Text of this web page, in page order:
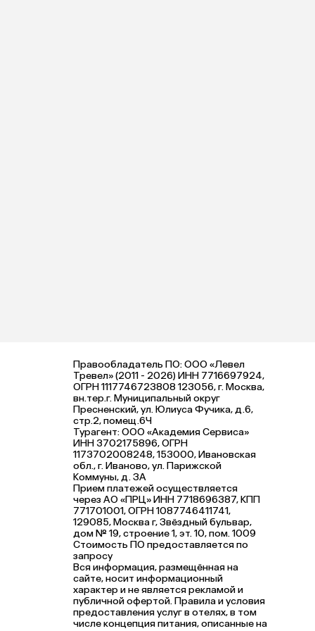
Правообладатель ПО: ООО «Левел
Тревел» (2011 - 2026) ИНН 7716697924,
ОГРН 1117746723808 123056, г. Москва,
вн.тер.г. Муниципальный округ
Пресненский, ул. Юлиуса Фучика, д.6,
стр.2, помещ.6Ч
Турагент: ООО «Академия Сервиса»
ИНН 3702175896, ОГРН
1173702008248, 153000, Ивановская
обл., г. Иваново, ул. Парижской
Коммуны, д. ЗА
Прием платежей осуществляется
через АО «ПРЦ» ИНН 7718696387, КПП
771701001, ОГРН 1087746411741,
129085, Москва г, Звёздный бульвар,
дом № 19, строение 1, эт. 10, пом. 1009
Стоимость ПО предоставляется по
запросу
Вся информация, размещённая на
сайте, носит информационный
характер и не является рекламой и
публичной офертой. Правила и условия
предоставления услуг в отелях, в том
числе концепция питания, описанные на